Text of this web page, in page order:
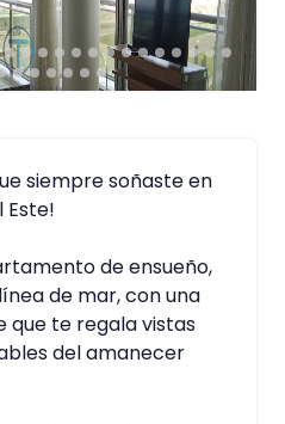
siempre soñaste en
Este!
de ensueño,
de mar, con una
que te regala vistas
del amanecer